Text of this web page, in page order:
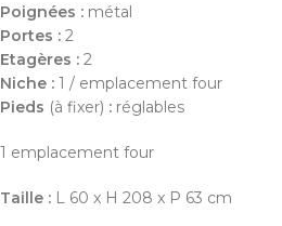
Poignées : métal
Portes : 2
Etagères : 2
Niche : 1 / emplacement four
Pieds (à fixer) : réglables
1 emplacement four
Taille : L 60 x H 208 x P 63 cm